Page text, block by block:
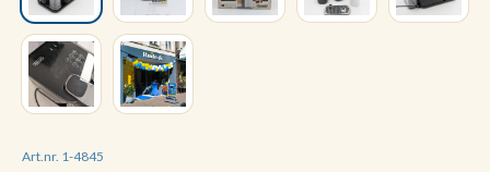
Art.nr. 1-4845